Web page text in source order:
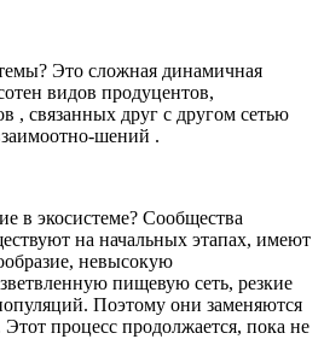
Это сложная динамичная
видов продуцентов,
, связанных друг с другом сетью
шений .
в экосистеме? Сообщества
на начальных этапах, имеют
невысокую
пищевую сеть, резкие
Поэтому они заменяются
процесс продолжается, пока не